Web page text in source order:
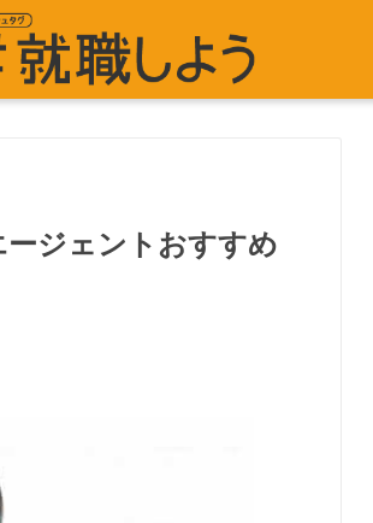
ージェントおすすめ